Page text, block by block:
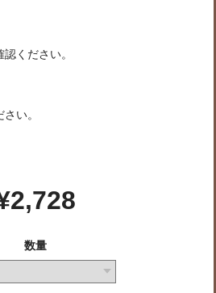
ください。
い。
数量